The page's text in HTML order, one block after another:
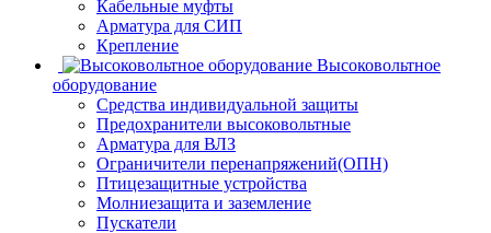
Кабельные муфты
Арматура для СИП
Крепление
Высоковольтное
оборудование
Средства индивидуальной защиты
Предохранители высоковольтные
Арматура для ВЛЗ
Ограничители перенапряжений(ОПН)
Птицезащитные устройства
Молниезащита и заземление
Пускатели